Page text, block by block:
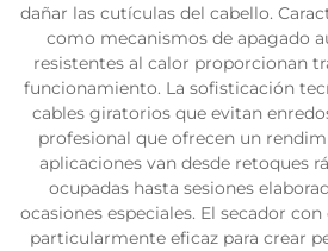
dañar las cutículas del cabello.
como mecanismos de apagado
resistentes al calor proporcionan
funcionamiento. La sofisticación
cables giratorios que evitan
profesional que ofrecen un
aplicaciones van desde retoques
ocupadas hasta sesiones
ocasiones especiales. El secador
particularmente eficaz para crear